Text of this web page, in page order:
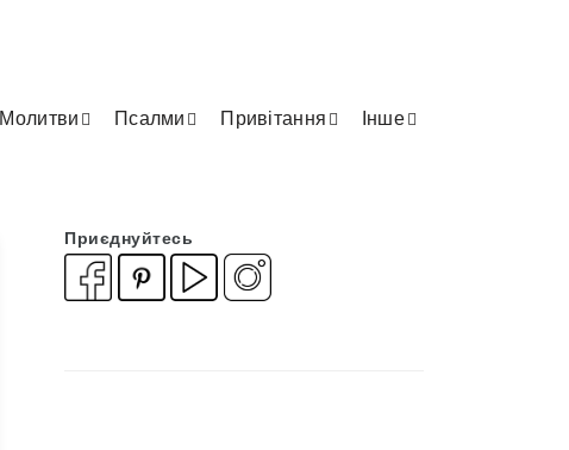
Молитви Псалми Привітання Інше
Приєднуйтесь